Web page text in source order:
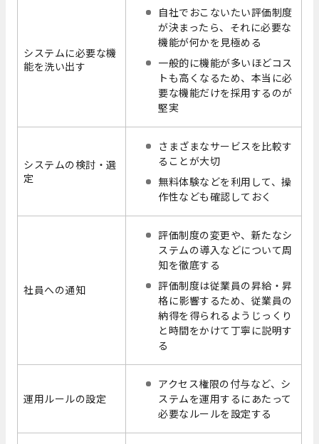
システムに必要な機
能を洗い出す
自社でおこないたい評価制度
が決まったら、それに必要な
機能が何かを見極める
一般的に機能が多いほどコス
トも高くなるため、本当に必
要な機能だけを採用するのが
堅実
システムの検討・選
定
さまざまなサービスを比較す
ることが大切
無料体験などを利用して、操
作性なども確認しておく
社員への通知
評価制度の変更や、新たなシ
ステムの導入などについて周
知を徹底する
評価制度は従業員の昇給・昇
格に影響するため、従業員の
納得を得られるようじっくり
と時間をかけて丁寧に説明す
る
運用ルールの設定
アクセス権限の付与など、シ
ステムを運用するにあたって
必要なルールを設定する